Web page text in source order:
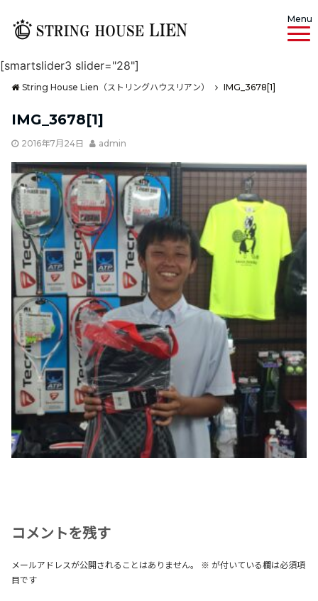
Menu
[smartslider3 slider="28"]
String House Lien（ストリングハウスリアン） IMG_3678[1]
IMG_3678[1]
2016年7月24日 admin
コメントを残す
メールアドレスが公開されることはありません。 ※ が付いている欄は必須項
目です